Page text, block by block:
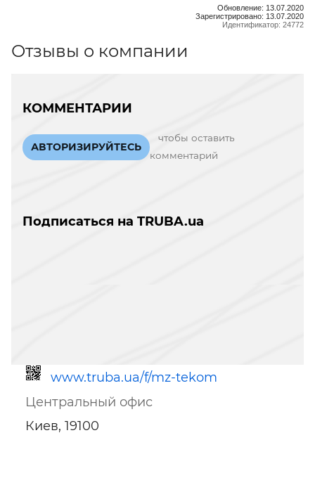
Обновление: 13.07.2020
Зарегистрировано: 13.07.2020
Идентификатор: 24772
Отзывы о компании
КОММЕНТАРИИ
АВТОРИЗИРУЙТЕСЬ
чтобы оставить
комментарий
Подписаться на TRUBA.ua
www.truba.ua/f/mz-tekom
Центральный офис
Киев, 19100